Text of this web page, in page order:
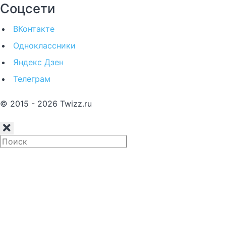
Соцсети
ВКонтакте
Одноклассники
Яндекс Дзен
Телеграм
© 2015 - 2026 Twizz.ru